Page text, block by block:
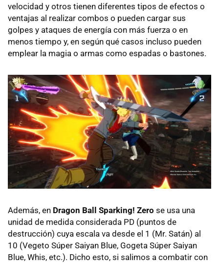
velocidad y otros tienen diferentes tipos de efectos o
ventajas al realizar combos o pueden cargar sus
golpes y ataques de energía con más fuerza o en
menos tiempo y, en según qué casos incluso pueden
emplear la magia o armas como espadas o bastones.
Además, en Dragon Ball Sparking! Zero se usa una
unidad de medida considerada PD (puntos de
destrucción) cuya escala va desde el 1 (Mr. Satán) al
10 (Vegeto Súper Saiyan Blue, Gogeta Súper Saiyan
Blue, Whis, etc.). Dicho esto, si salimos a combatir con